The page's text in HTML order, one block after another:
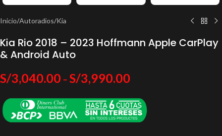
Inicio/Autoradios/Kia
Kia Rio 2018 – 2023 Hoffmann Apple CarPlay
& Android Auto
S/3,040.00 – S/3,990.00